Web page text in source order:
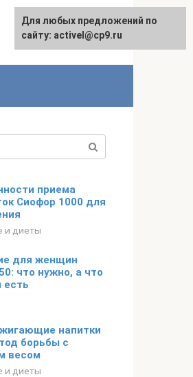
English
приема
Сиофор 1000 для
и диеты
для женщин
что нужно, а что
есть
напитки
борьбы с
весом
и диеты
Для любых предложений по
сайту: activel@cp9.ru